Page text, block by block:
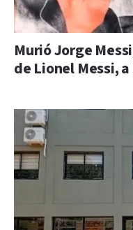
Murió Jorge
de Lionel Messi,